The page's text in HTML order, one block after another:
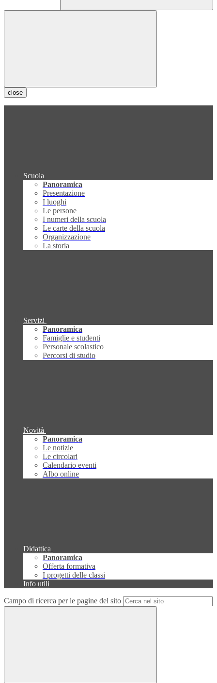
close
Scuola
Panoramica
Presentazione
I luoghi
Le persone
I numeri della scuola
Le carte della scuola
Organizzazione
La storia
Servizi
Panoramica
Famiglie e studenti
Personale scolastico
Percorsi di studio
Novità
Panoramica
Le notizie
Le circolari
Calendario eventi
Albo online
Didattica
Panoramica
Offerta formativa
I progetti delle classi
Info utili
Campo di ricerca per le pagine del sito